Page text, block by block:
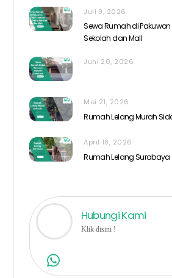
Juli 9, 2026
Sewa Rumah di
Sekolah dan Mall
Juni 20, 2026
Mei 21, 2026
Rumah Lelang Murah
April 18, 2026
Rumah Lelang Surabaya
Hubungi Kami
Klik disini !